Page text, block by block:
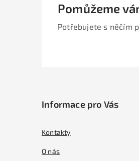
Pomůžeme
Potřebujete s něčím
Informace pro Vás
Kontakty
O nás